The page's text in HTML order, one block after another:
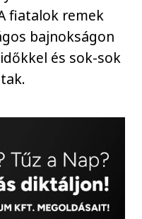
fiatalok remek
bajnokságon
és sok-sok